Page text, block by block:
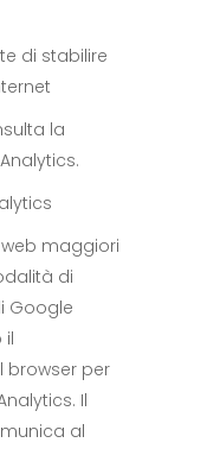
di stabilire
la
web maggiori
di
Google
il
browser per
Il
al